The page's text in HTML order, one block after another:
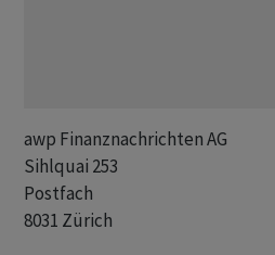
awp Finanznachrichten AG
Sihlquai 253
Postfach
8031 Zürich